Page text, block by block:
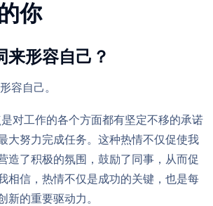
你
来形容自己？
容自己。
对工作的各个方面都有坚定不移的承诺
大努力完成任务。这种热情不仅促使我
造了积极的氛围，鼓励了同事，从而促
相信，热情不仅是成功的关键，也是每
新的重要驱动力。